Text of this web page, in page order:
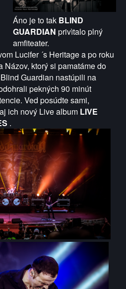
Áno je to tak BLIND
GUARDIAN privìtalo plný
amfiteater.
Lucifer ´s Heritage a po roku
Názov, ktorý si pamatáme do
Guardian nastúpili na
pekných 90 minút
Ved posúdte sami,
ich nový Live album LIVE
.